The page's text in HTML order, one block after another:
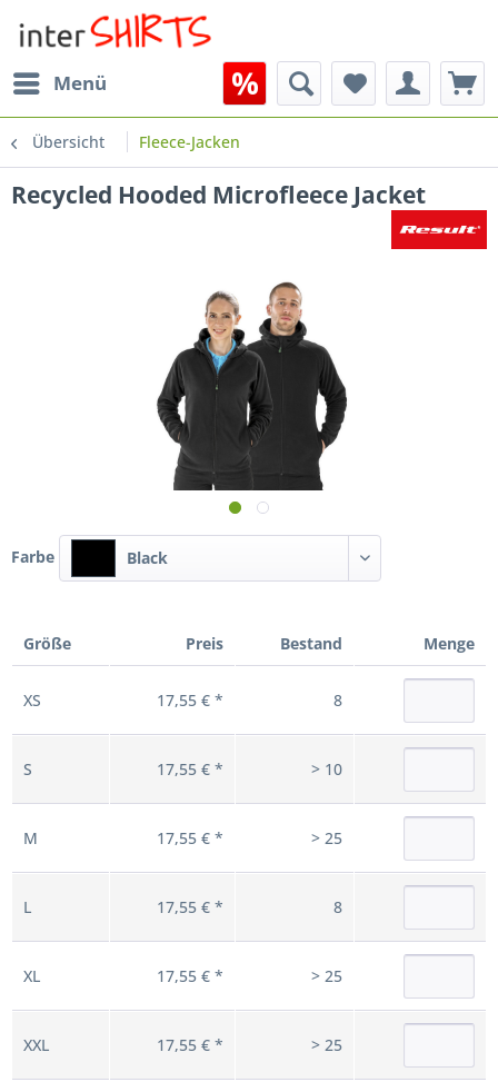
Menü
Übersicht Fleece-Jacken
Recycled Hooded Microfleece Jacket
Farbe Black
Größe Preis Bestand Menge
XS 17,55 € * 8
S 17,55 € * > 10
M 17,55 € * > 25
L 17,55 € * 8
XL 17,55 € * > 25
XXL 17,55 € * > 25